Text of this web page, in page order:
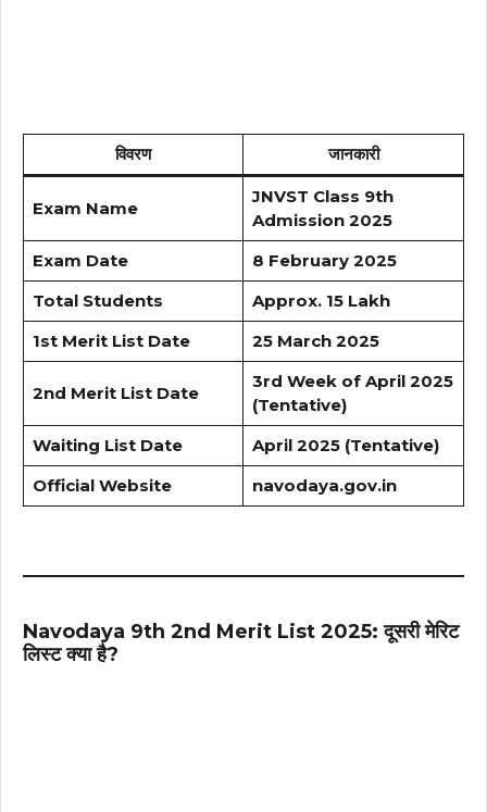
विवरण जानकारी
Exam Name
JNVST Class 9th
Admission 2025
Exam Date
8 February 2025
Total Students
Approx. 15 Lakh
1st Merit List Date
25 March 2025
2nd Merit List Date
3rd Week of April 2025
(Tentative)
Waiting List Date
April 2025 (Tentative)
Official Website
navodaya.gov.in
Navodaya 9th 2nd Merit List 2025: दूसरी मेरिट
लिस्ट क्या है?